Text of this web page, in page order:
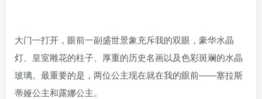
大门一打开，眼前一副盛世景象充斥我的双眼，豪华水晶
灯、皇室雕花的柱子、厚重的历史名画以及色彩斑斓的水晶
玻璃。最重要的是，两位公主现在就在我的眼前——塞拉斯
蒂娅公主和露娜公主。